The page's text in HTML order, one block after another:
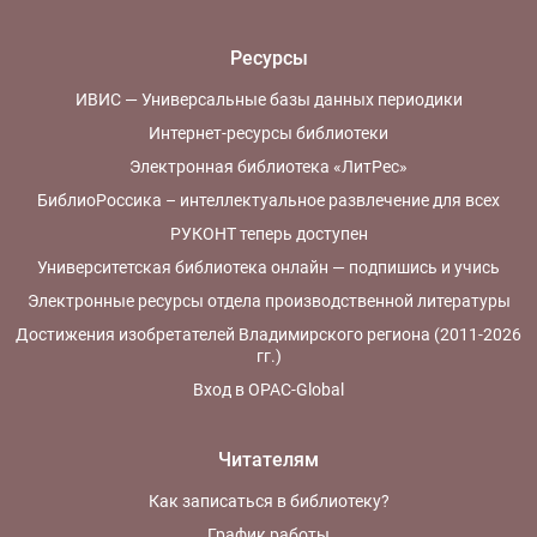
Ресурсы
ИВИС — Универсальные базы данных периодики
Интернет-ресурсы библиотеки
Электронная библиотека «ЛитРес»
БиблиоРоссика – интеллектуальное развлечение для всех
РУКОНТ теперь доступен
Университетская библиотека онлайн — подпишись и учись
Электронные ресурсы отдела производственной литературы
Достижения изобретателей Владимирского региона (2011-2026
гг.)
Вход в OPAC-Global
Читателям
Как записаться в библиотеку?